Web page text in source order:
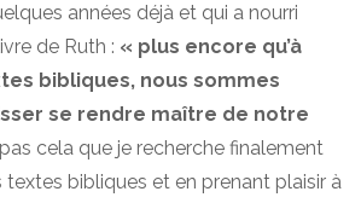
années déjà et qui a nourri
de Ruth : « plus encore qu’à
bibliques, nous sommes
se rendre maître de notre
pas cela que je recherche finalement
bibliques et en prenant plaisir à